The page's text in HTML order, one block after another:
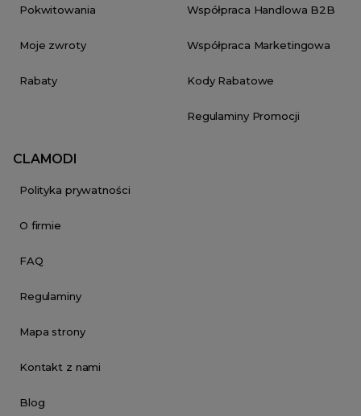
Pokwitowania
Moje zwroty
Rabaty
Współpraca Handlowa B2B
Współpraca Marketingowa
Kody Rabatowe
Regulaminy Promocji
CLAMODI
Polityka prywatności
O firmie
FAQ
Regulaminy
Mapa strony
Kontakt z nami
Blog